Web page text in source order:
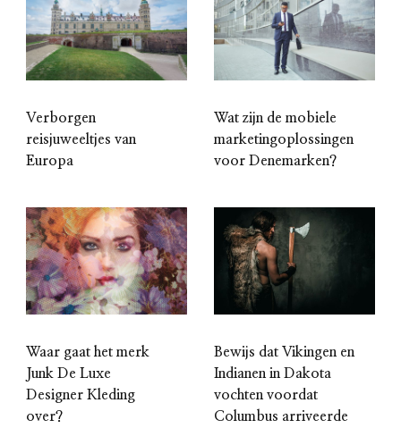
Verborgen
reisjuweeltjes van
Europa
Wat zijn de mobiele
marketingoplossingen
voor Denemarken?
Waar gaat het merk
Junk De Luxe
Designer Kleding
over?
Bewijs dat Vikingen en
Indianen in Dakota
vochten voordat
Columbus arriveerde